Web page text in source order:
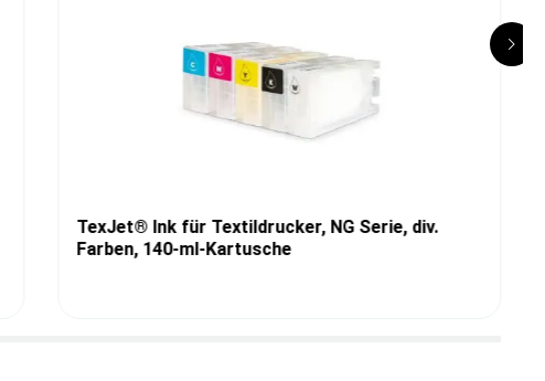
TexJet® Ink für Textildrucker, NG Serie, div.
Farben, 140-ml-Kartusche